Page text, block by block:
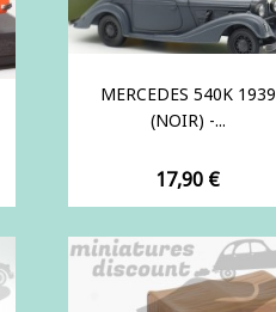
MERCEDES 540K 1939
(NOIR) -...
Prix
17,90 €